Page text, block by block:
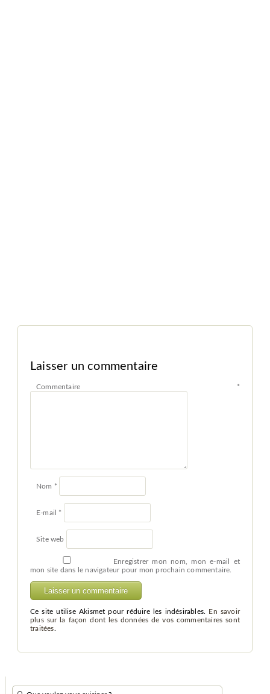
Laisser un commentaire
Commentaire *
Nom *
E-mail *
Site web
Enregistrer mon nom, mon e-mail et
mon site dans le navigateur pour mon prochain commentaire.
Ce site utilise Akismet pour réduire les indésirables.
En savoir
plus sur la façon dont les données de vos commentaires sont
traitées.